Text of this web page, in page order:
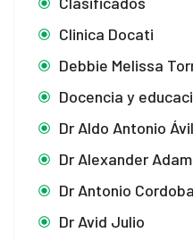
Clinica Docati
Debbie Melissa
Docencia y
Dr Aldo Antonio
Dr Alexander
Dr Antonio Cordoba
Dr Avid Julio